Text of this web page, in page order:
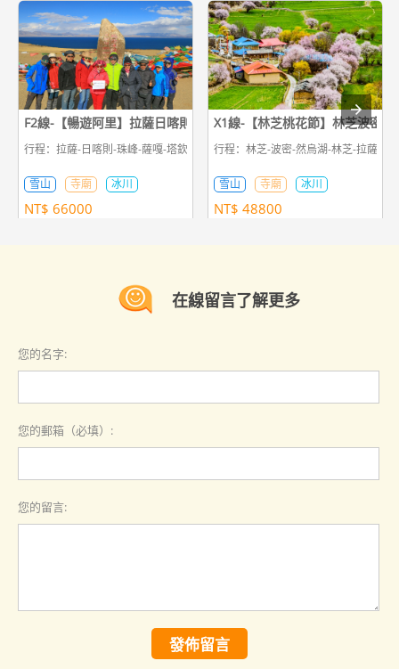
F2線-【暢遊阿里】拉薩日喀則珠峰神山聖湖古格王朝吉隆13日遊
行程：拉薩-日喀則-珠峰-薩嘎-塔欽轉山-札達-塔欽-薩嘎-吉隆
雪山 寺廟 冰川
NT$ 66000
X1線-【林芝桃花節】林芝波密
行程：林芝-波密-然烏湖-林芝-拉薩-羊
雪山 寺廟 冰川
NT$ 48800
在線留言了解更多
您的名字:
您的郵箱（必填）:
您的留言:
發佈留言